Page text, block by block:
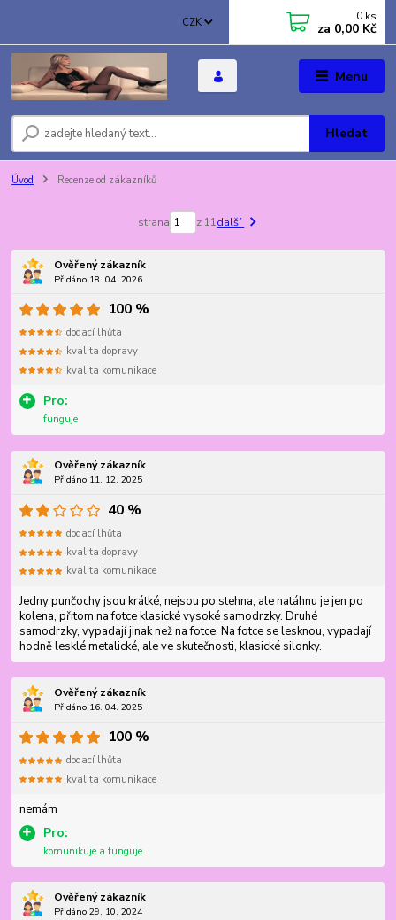
Menu
CZK
Hledat
0 ks
za 0,00 Kč
Úvod Recenze od zákazníků
strana z 11další
Ověřený zákazník
Přidáno 18. 04. 2026
Pro:
funguje
100 %
dodací lhůta
kvalita dopravy
kvalita komunikace
Ověřený zákazník
Přidáno 11. 12. 2025
Jedny punčochy jsou krátké, nejsou po stehna, ale natáhnu je jen po
kolena, přitom na fotce klasické vysoké samodrzky. Druhé
samodrzky, vypadají jinak než na fotce. Na fotce se lesknou, vypadají
hodně lesklé metalické, ale ve skutečnosti, klasické silonky.
40 %
dodací lhůta
kvalita dopravy
kvalita komunikace
Ověřený zákazník
Přidáno 16. 04. 2025
nemám
Pro:
komunikuje a funguje
100 %
dodací lhůta
kvalita komunikace
Ověřený zákazník
Přidáno 29. 10. 2024